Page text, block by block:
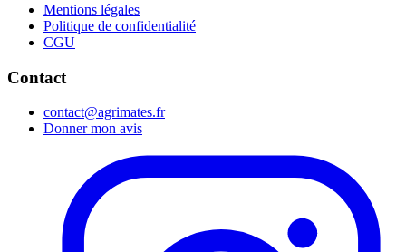
Mentions légales
Politique de confidentialité
CGU
Contact
contact@agrimates.fr
Donner mon avis